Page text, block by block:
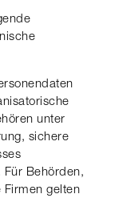
unter
sichere
Behörden,
gelten